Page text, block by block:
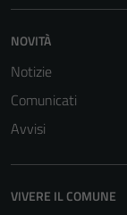
NOVITÀ
Notizie
Comunicati
Avvisi
VIVERE IL COMUNE